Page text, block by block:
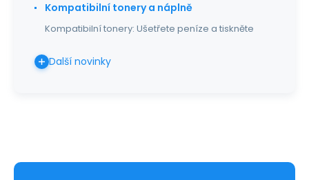
Kompatibilní tonery a náplně
Kompatibilní tonery: Ušetřete peníze a tiskněte
Další novinky